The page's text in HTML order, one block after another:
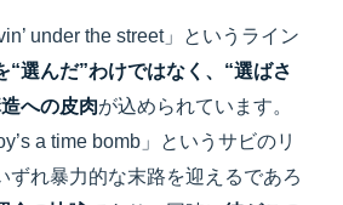
under the street」というライン
“選んだ”わけではなく、“選ばさ
への皮肉が込められています。
a time bomb」というサビのリ
ずれ暴力的な末路を迎えるであろ